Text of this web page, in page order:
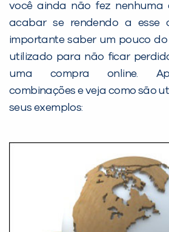
você ainda não fez nenhuma
acabar se rendendo a esse
importante saber um pouco
utilizado para não ficar
uma compra online.
combinações e veja como são
seus exemplos: